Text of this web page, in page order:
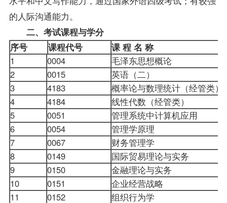
的人际沟通能力。
二、考试课程与学分
序号
课程代号
课 程 名 称
1
0004
毛泽东思想概论
2
0015
英语（二）
3
4183
概率论与数理统计（经管类）
4
4184
线性代数（经管类）
5
0051
管理系统中计算机应用
6
0054
管理学原理
7
0067
财务管理学
8
0149
国际贸易理论与实务
9
0150
金融理论与实务
10
0151
企业经营战略
11
0152
组织行为学